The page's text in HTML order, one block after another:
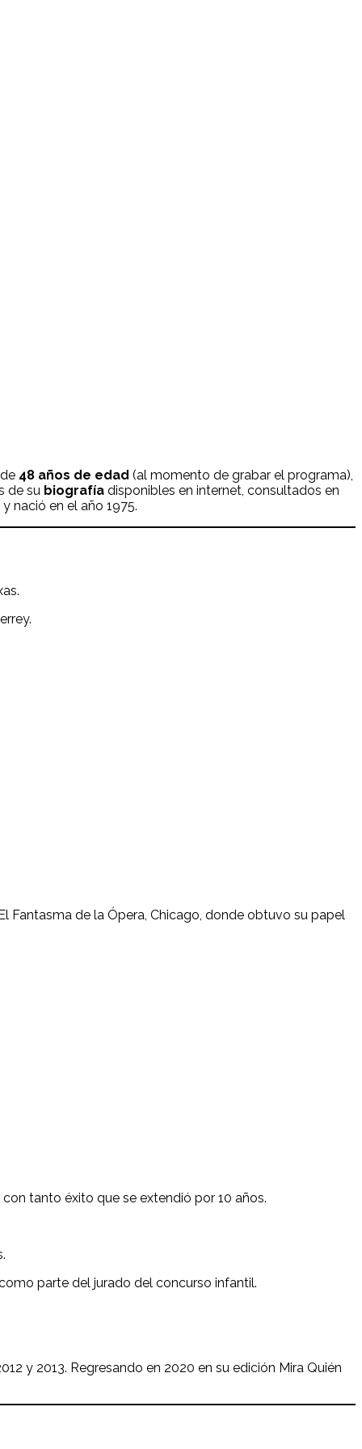
48 años de edad (al momento de grabar el programa),
de su biografía disponibles en internet, consultados en
nació en el año 1975.
Fantasma de la Ópera, Chicago, donde obtuvo su papel
tanto éxito que se extendió por 10 años.
parte del jurado del concurso infantil.
y 2013. Regresando en 2020 en su edición Mira Quién